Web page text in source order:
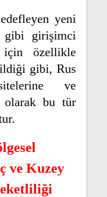
yeni
gibi girişimci
için özellikle
gibi, Rus
ve
olarak bu tür
ve Kuzey